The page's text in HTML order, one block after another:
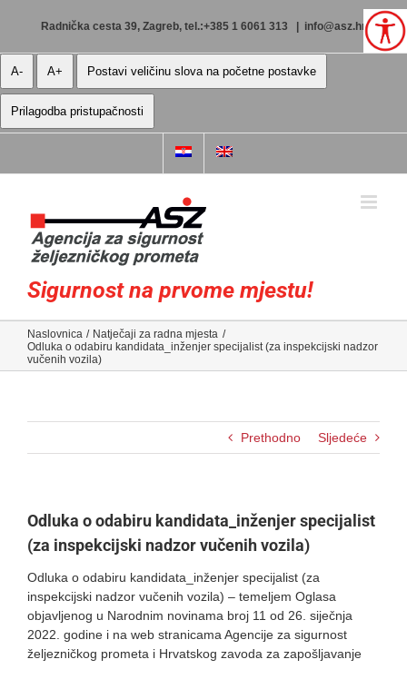
Radnička cesta 39, Zagreb, tel.:+385 1 6061 313 info@asz.hr
A- A+ Postavi veličinu slova na početne postavke
Prilagodba pristupačnosti
Sigurnost na prvome mjestu!
Naslovnica
Natječaji za radna mjesta
Odluka o odabiru kandidata_inženjer specijalist (za inspekcijski nadzor
vučenih vozila)
Prethodno Sljedeće
Odluka o odabiru kandidata_inženjer specijalist
(za inspekcijski nadzor vučenih vozila)
Odluka o odabiru kandidata_inženjer specijalist (za
inspekcijski nadzor vučenih vozila) – temeljem Oglasa
objavljenog u Narodnim novinama broj 11 od 26. siječnja
2022. godine i na web stranicama Agencije za sigurnost
željezničkog prometa i Hrvatskog zavoda za zapošljavanje